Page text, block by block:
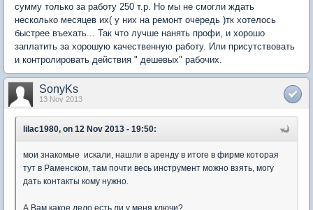
сумму только за работу 250 т.р. Но мы не смогли ждать
несколько месяцев их( у них на ремонт очередь )тк хотелось
быстрее въехать... Так что лучше нанять профи, и хорошо
заплатить за хорошую качественную работу. Или присутствовать
и контролировать действия " дешевых" рабочих.
SonyKs
13 Nov 2013
lilac1980, on 12 Nov 2013 - 19:50:
мои знакомые искали, нашли в аренду в итоге в фирме которая
тут в Раменском, там почти весь инструмент можно взять, могу
дать контакты кому нужно.
А Вам какое дело есть ли у меня ключи?